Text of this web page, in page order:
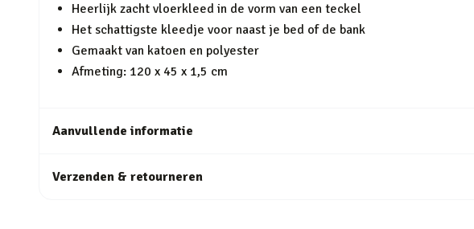
Heerlijk zacht vloerkleed in de vorm van een teckel
Het schattigste kleedje voor naast je bed of de bank
Gemaakt van katoen en polyester
Afmeting: 120 x 45 x 1,5 cm
Aanvullende informatie
Verzenden & retourneren